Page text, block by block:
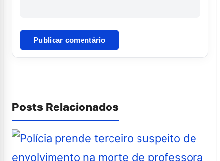
Posts Relacionados